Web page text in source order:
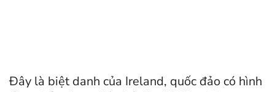
Đây là biệt danh của Ireland, quốc đảo có hình